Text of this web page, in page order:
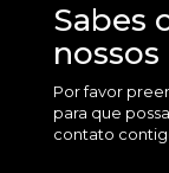
Sabes
Por favor
para que
contato